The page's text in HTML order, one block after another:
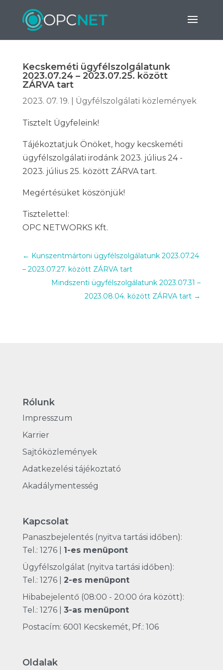
Kecskeméti ügyfélszolgálatunk
2023.07.24 – 2023.07.25. között
ZÁRVA tart
2023. 07. 19. Ügyfélszolgálati közlemények
Tisztelt Ügyfeleink!
Tájékoztatjuk Önöket, hogy kecskeméti
ügyfélszolgálati irodánk 2023. július 24 -
2023. július 25. között ZÁRVA tart.
Megértésüket köszönjük!
Tisztelettel:
OPC NETWORKS Kft.
← Kunszentmártoni ügyfélszolgálatunk 2023.07.24
– 2023.07.27. között ZÁRVA tart
Mindszenti ügyfélszolgálatunk 2023.07.31 –
2023.08.04. között ZÁRVA tart →
Rólunk
Impresszum
Karrier
Sajtóközlemények
Adatkezelési tájékoztató
Akadálymentesség
Kapcsolat
Panaszbejelentés (nyitva tartási időben):
Tel.: 1276| 1-es menüpont
Ügyfélszolgálat (nyitva tartási időben):
Tel.: 1276| 2-es menüpont
Hibabejelentő (08:00 - 20:00 óra között):
Tel.: 1276| 3-as menüpont
Postacím: 6001 Kecskemét, Pf.: 106
Oldalak